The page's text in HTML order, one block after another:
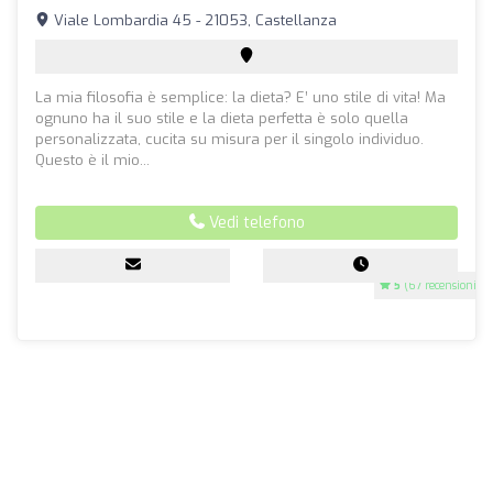
5 (67 recensioni)
Viale Lombardia 45 - 21053, Castellanza
La mia filosofia è semplice: la dieta? E’ uno stile di vita! Ma
ognuno ha il suo stile e la dieta perfetta è solo quella
personalizzata, cucita su misura per il singolo individuo.
Questo è il mio...
Vedi telefono